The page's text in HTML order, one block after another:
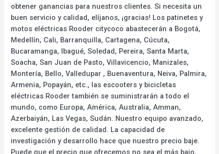
obtener ganancias para nuestros clientes. Si necesita un
buen servicio y calidad, elíjanos, ¡gracias! Los patinetes y
motos eléctricas Rooder citycoco abastecerán a Bogotá,
Medellín, Cali, Barranquilla, Cartagena, Cúcuta,
Bucaramanga, Ibagué, Soledad, Pereira, Santa Marta,
Soacha, San Juan de Pasto, Villavicencio, Manizales,
Montería, Bello, Valledupar , Buenaventura, Neiva, Palmira,
Armenia, Popayán, etc., las escooters y bicicletas
eléctricas Rooder también se suministrarán a todo el
mundo, como Europa, América, Australia, Amman,
Azerbaiyán, Las Vegas, Sudán. Nuestro equipo avanzado,
excelente gestión de calidad. La capacidad de
investigación y desarrollo hace que nuestro precio baje.
Puede que el precio que ofrecemos no sea el más bajo,